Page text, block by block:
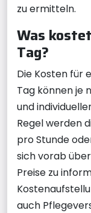
zu ermitteln.
Was
Tag?
Die Kosten für
Tag können je
und
Regel werden
pro Stunde
sich vorab
Preise zu
auch